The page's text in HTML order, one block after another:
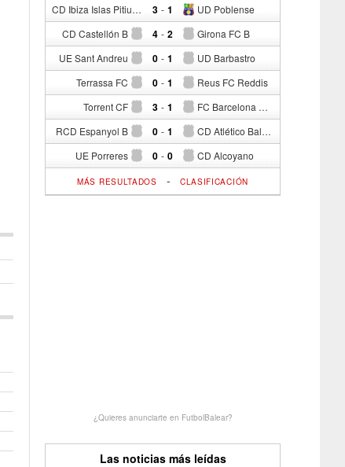
CD Ibiza Islas Pitiusas 3 - UD Poblense
1
CD Castellón B 4 - Girona FC B
2
UE Sant Andreu 0 - UD Barbastro
1
Terrassa FC 0 - Reus FC Reddis
1
Torrent CF 3 - FC Barcelona Atlètic
1
RCD Espanyol B 0 - CD Atlético Baleares
1
UE Porreres 0 - CD Alcoyano
0
MÁS RESULTADOS - CLASIFICACIÓN
¿Quieres anunciarte en FutbolBalear?
Las noticias más leídas